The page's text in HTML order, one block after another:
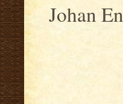
Johan